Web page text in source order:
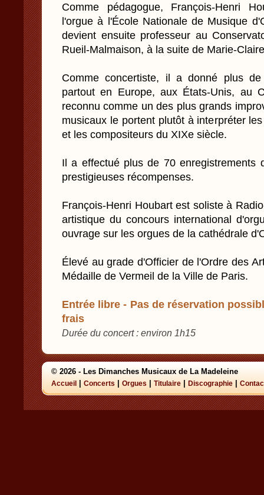
Comme pédagogue, François-Henri
l'orgue à l'École Nationale de Musique
devient ensuite professeur au
Rueil-Malmaison, à la suite de Marie-
Comme concertiste, il a donné plus
partout en Europe, aux États-Unis, au
reconnu comme un des plus grands
musicaux le portent plutôt à interpréter
et les compositeurs du XIXe siècle.
Il a effectué plus de 70 enregistrements
prestigieuses récompenses.
François-Henri Houbart est soliste à
artistique du concours international
ouvrage sur les orgues de la cathédrale
Élevé au grade d'Officier de l'Ordre des
Médaille de Vermeil de la Ville de Paris.
Entrée libre - Pas de réservation
frais
Durée du concert : environ 1h15
© 2026 - Les Dimanches Musicaux de La Madeleine
Accueil Concerts Orgues Titulaire Discographie